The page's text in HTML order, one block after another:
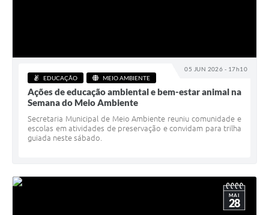
05 JUN 2026 - 17h10
EDUCAÇÃO MEIO AMBIENTE
Ações de educação ambiental e bem-estar animal na
Semana do Meio Ambiente
Secretaria Municipal de Meio Ambiente reuniu comunidade e
escolas em atividades de preservação e convidam para trilha
guiada neste sábado.
MAI
28